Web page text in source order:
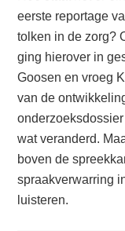
eerste reportage
tolken in de zorg?
ging hierover in
Goosen en vroeg
van de
wat veranderd.
boven de
spraakverwarring
luisteren.